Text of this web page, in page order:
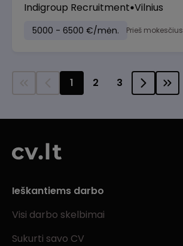
Indigroup Recruitment Vilnius
5000 - 6500 €/mėn. Prieš mokesčius
1 2 3
Ieškantiems darbo
Visi darbo skelbimai
Sukurti savo CV